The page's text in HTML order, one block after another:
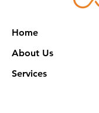
Home
About Us
Services